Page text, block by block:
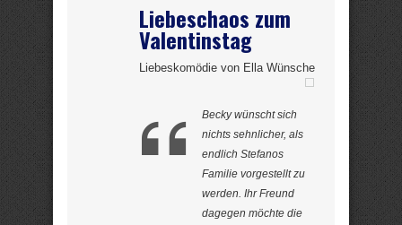
Liebeschaos zum
Valentinstag
Liebeskomödie von Ella Wünsche
Becky wünscht sich
nichts sehnlicher, als
endlich Stefanos
Familie vorgestellt zu
werden. Ihr Freund
dagegen möchte die